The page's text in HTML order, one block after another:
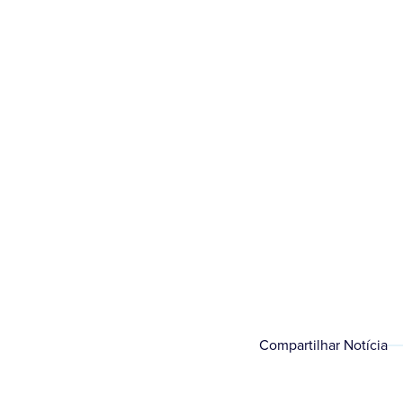
Compartilhar Notícia